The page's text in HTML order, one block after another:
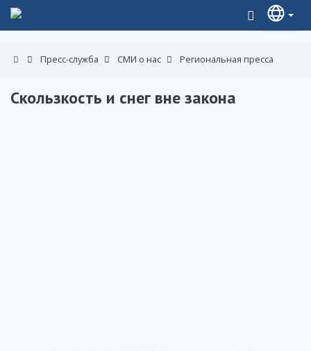
Пресс-служба СМИ о нас Региональная пресса
Скользкость и снег вне закона